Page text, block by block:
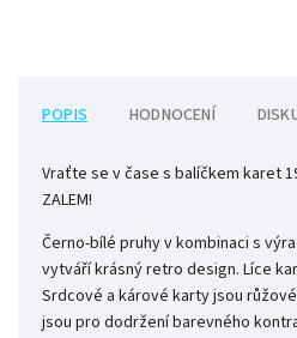
POPIS HODNOCENÍ
Vraťte se v čase s balíčkem karet
ZALEM!
Černo-bílé pruhy v kombinaci s
vytváří krásný retro design. Líce
Srdcové a kárové karty jsou
jsou pro dodržení barevného